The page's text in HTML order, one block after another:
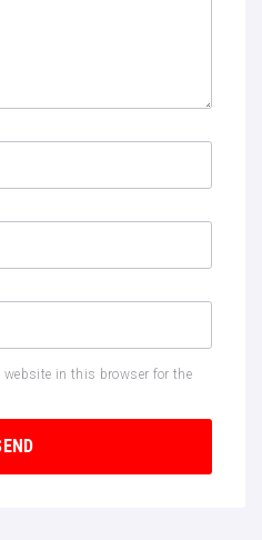
website in this browser for the